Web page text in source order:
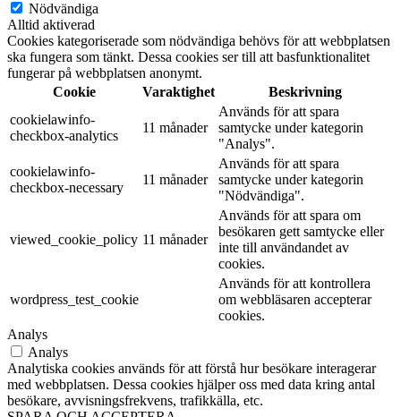
Nödvändiga
Alltid aktiverad
Cookies kategoriserade som nödvändiga behövs för att webbplatsen
ska fungera som tänkt. Dessa cookies ser till att basfunktionalitet
fungerar på webbplatsen anonymt.
Cookie
Varaktighet
Beskrivning
cookielawinfo-
checkbox-analytics
11 månader
Används för att spara
samtycke under kategorin
"Analys".
cookielawinfo-
checkbox-necessary
11 månader
Används för att spara
samtycke under kategorin
"Nödvändiga".
viewed_cookie_policy 11 månader
Används för att spara om
besökaren gett samtycke eller
inte till användandet av
cookies.
wordpress_test_cookie
Används för att kontrollera
om webbläsaren accepterar
cookies.
Analys
Analys
Analytiska cookies används för att förstå hur besökare interagerar
med webbplatsen. Dessa cookies hjälper oss med data kring antal
besökare, avvisningsfrekvens, trafikkälla, etc.